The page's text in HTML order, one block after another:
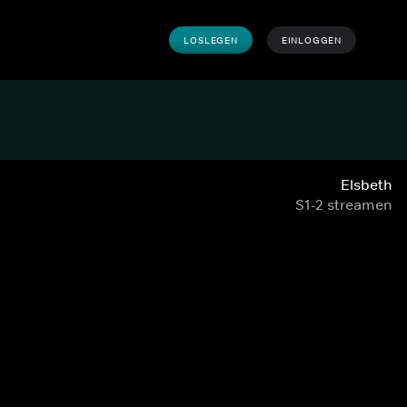
LOSLEGEN EINLOGGEN
Elsbeth
S1-2 streamen